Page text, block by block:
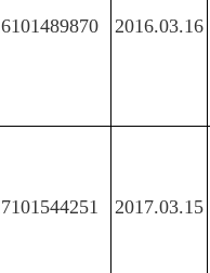
2016.03.16
2017.03.15